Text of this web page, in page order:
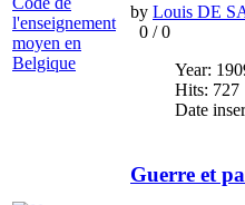
by Louis DE
0 /0
Year:
Hits: 727
Date
Guerre et